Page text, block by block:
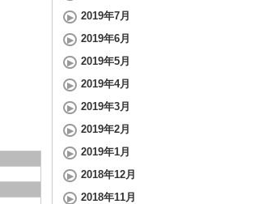
2019年7月
2019年6月
2019年5月
2019年4月
2019年3月
2019年2月
2019年1月
2018年12月
2018年11月